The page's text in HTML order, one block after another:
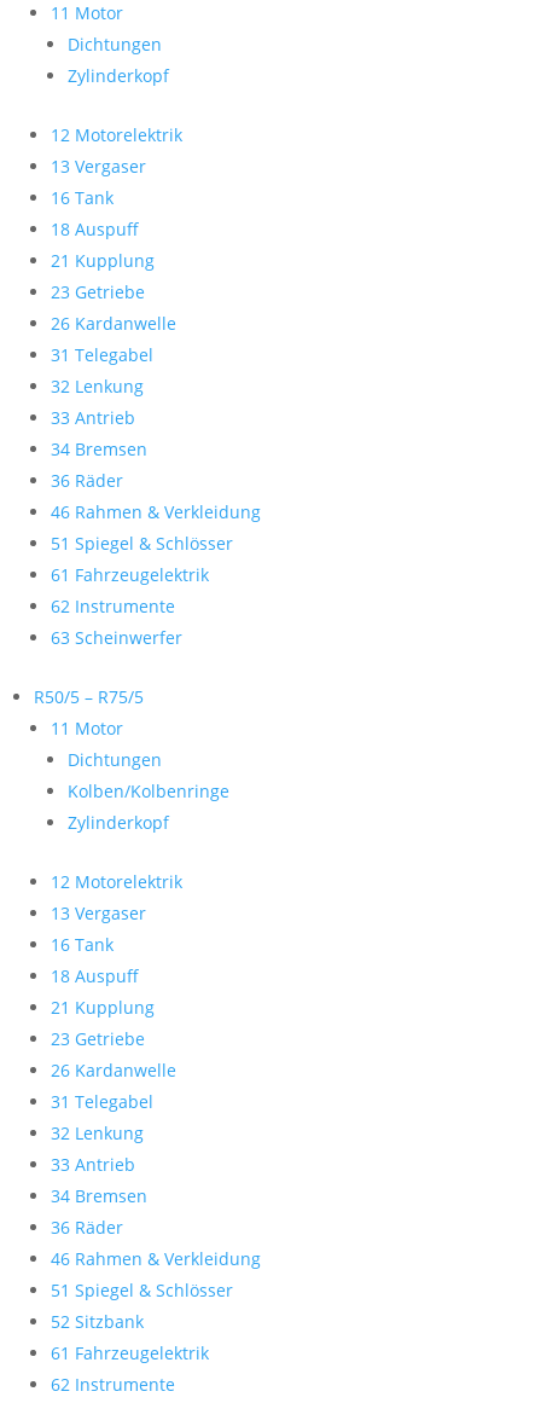
11 Motor
Dichtungen
Zylinderkopf
12 Motorelektrik
13 Vergaser
16 Tank
18 Auspuff
21 Kupplung
23 Getriebe
26 Kardanwelle
31 Telegabel
32 Lenkung
33 Antrieb
34 Bremsen
36 Räder
46 Rahmen & Verkleidung
51 Spiegel & Schlösser
61 Fahrzeugelektrik
62 Instrumente
63 Scheinwerfer
R50/5 – R75/5
11 Motor
Dichtungen
Kolben/Kolbenringe
Zylinderkopf
12 Motorelektrik
13 Vergaser
16 Tank
18 Auspuff
21 Kupplung
23 Getriebe
26 Kardanwelle
31 Telegabel
32 Lenkung
33 Antrieb
34 Bremsen
36 Räder
46 Rahmen & Verkleidung
51 Spiegel & Schlösser
52 Sitzbank
61 Fahrzeugelektrik
62 Instrumente